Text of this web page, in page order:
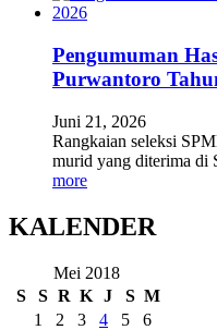
Pengumuman
Purwantoro
Juni 21, 2026
Rangkaian seleksi
murid yang diterima
more
KALENDER
Mei 2018
S
S R K J S M
1
2 3 4 5
6